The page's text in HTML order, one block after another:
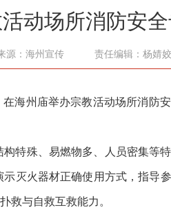
动场所消防安全
源：海州宣传 责任编辑：杨婧姣
海州庙举办宗教活动场所消防
特殊、易燃物多、人员密集等
灭火器材正确使用方式，指导
救与自救互救能力。